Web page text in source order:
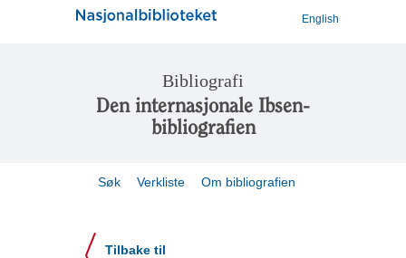
English
Bibliografi
Den internasjonale Ibsen-
bibliografien
Søk Verkliste Om bibliografien
Tilbake til